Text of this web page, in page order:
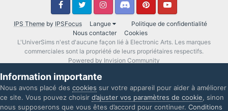
IPS Themeby IPSFocus Langue
Politique de confidentialité
Nous contacter
Cookies
L'UniverSims n'est d'aucune façon lié à Electronic Arts. Les marques
commerciales sont la propriété de leurs propriétaires respectifs.
Powered by Invision Community
Information importante
Nous avons placé des cookies sur votre appareil pour aider à améliorer
ce site. Vous pouvez choisir d’ajuster vos paramètres de cookie, sinon
nous supposerons que vous êtes d’accord pour continuer. Conditions